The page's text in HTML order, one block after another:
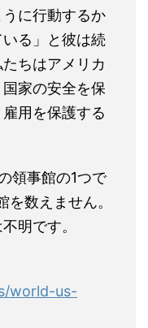
うに行動するか
る」と彼は続
ちはアメリカ
家の安全を保
用を保護する
領事館の1つで
数えません。
明です。
world-us-